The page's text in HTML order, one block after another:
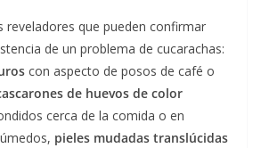
reveladores que pueden confirmar
de un problema de cucarachas:
con aspecto de posos de café o
de huevos de color
cerca de la comida o en
pieles mudadas translúcidas